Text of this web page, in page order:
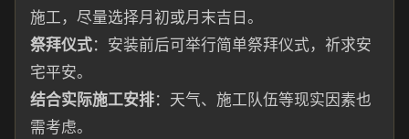
施工，尽量选择月初或月末吉日。
祭拜仪式：安装前后可举行简单祭拜仪式，祈求安
宅平安。
结合实际施工安排：天气、施工队伍等现实因素也
需考虑。